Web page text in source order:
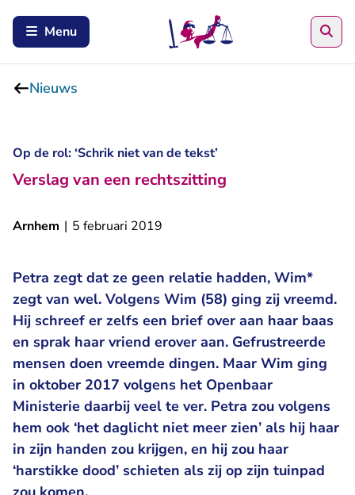
Menu
Nieuws
Op de rol: ‘Schrik niet van de tekst’
Verslag van een rechtszitting
Arnhem | 5 februari 2019
Petra zegt dat ze geen relatie hadden, Wim*
zegt van wel. Volgens Wim (58) ging zij vreemd.
Hij schreef er zelfs een brief over aan haar baas
en sprak haar vriend erover aan. Gefrustreerde
mensen doen vreemde dingen. Maar Wim ging
in oktober 2017 volgens het Openbaar
Ministerie daarbij veel te ver. Petra zou volgens
hem ook ‘het daglicht niet meer zien’ als hij haar
in zijn handen zou krijgen, en hij zou haar
‘harstikke dood’ schieten als zij op zijn tuinpad